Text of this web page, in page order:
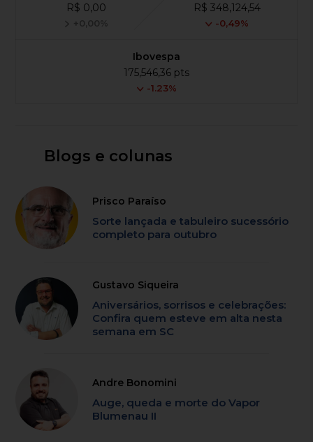
R$ 0,00
+0,00%
R$ 348,124,54
-0,49%
Ibovespa
175,546,36 pts
-1.23%
Blogs e colunas
Prisco Paraíso
Sorte lançada e tabuleiro sucessório
completo para outubro
Gustavo Siqueira
Aniversários, sorrisos e celebrações:
Confira quem esteve em alta nesta
semana em SC
Andre Bonomini
Auge, queda e morte do Vapor
Blumenau II